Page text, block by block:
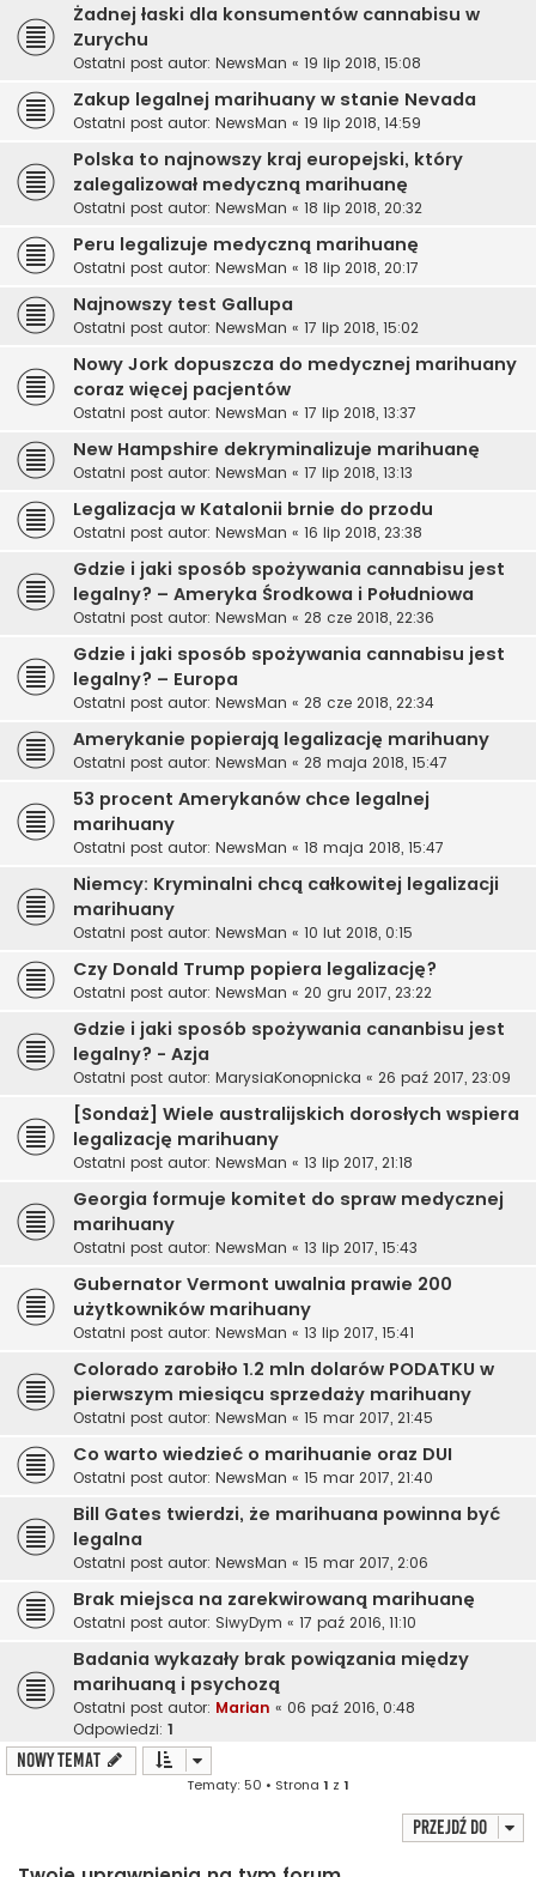
Żadnej łaski dla konsumentów cannabisu w
Zurychu
Ostatni post autor: NewsMan « 19 lip 2018, 15:08
Zakup legalnej marihuany w stanie Nevada
Ostatni post autor: NewsMan « 19 lip 2018, 14:59
Polska to najnowszy kraj europejski, który
zalegalizował medyczną marihuanę
Ostatni post autor: NewsMan « 18 lip 2018, 20:32
Peru legalizuje medyczną marihuanę
Ostatni post autor: NewsMan « 18 lip 2018, 20:17
Najnowszy test Gallupa
Ostatni post autor: NewsMan « 17 lip 2018, 15:02
Nowy Jork dopuszcza do medycznej marihuany
coraz więcej pacjentów
Ostatni post autor: NewsMan « 17 lip 2018, 13:37
New Hampshire dekryminalizuje marihuanę
Ostatni post autor: NewsMan « 17 lip 2018, 13:13
Legalizacja w Katalonii brnie do przodu
Ostatni post autor: NewsMan « 16 lip 2018, 23:38
Gdzie i jaki sposób spożywania cannabisu jest
legalny? – Ameryka Środkowa i Południowa
Ostatni post autor: NewsMan « 28 cze 2018, 22:36
Gdzie i jaki sposób spożywania cannabisu jest
legalny? – Europa
Ostatni post autor: NewsMan « 28 cze 2018, 22:34
Amerykanie popierają legalizację marihuany
Ostatni post autor: NewsMan « 28 maja 2018, 15:47
53 procent Amerykanów chce legalnej
marihuany
Ostatni post autor: NewsMan « 18 maja 2018, 15:47
Niemcy: Kryminalni chcą całkowitej legalizacji
marihuany
Ostatni post autor: NewsMan « 10 lut 2018, 0:15
Czy Donald Trump popiera legalizację?
Ostatni post autor: NewsMan « 20 gru 2017, 23:22
Gdzie i jaki sposób spożywania cananbisu jest
legalny? - Azja
Ostatni post autor: MarysiaKonopnicka « 26 paź 2017, 23:09
[Sondaż] Wiele australijskich dorosłych wspiera
legalizację marihuany
Ostatni post autor: NewsMan « 13 lip 2017, 21:18
Georgia formuje komitet do spraw medycznej
marihuany
Ostatni post autor: NewsMan « 13 lip 2017, 15:43
Gubernator Vermont uwalnia prawie 200
użytkowników marihuany
Ostatni post autor: NewsMan « 13 lip 2017, 15:41
Colorado zarobiło 1.2 mln dolarów PODATKU w
pierwszym miesiącu sprzedaży marihuany
Ostatni post autor: NewsMan « 15 mar 2017, 21:45
Co warto wiedzieć o marihuanie oraz DUI
Ostatni post autor: NewsMan « 15 mar 2017, 21:40
Bill Gates twierdzi, że marihuana powinna być
legalna
Ostatni post autor: NewsMan « 15 mar 2017, 2:06
Brak miejsca na zarekwirowaną marihuanę
Ostatni post autor: SiwyDym « 17 paź 2016, 11:10
Badania wykazały brak powiązania między
marihuaną i psychozą
Ostatni post autor: Marian « 06 paź 2016, 0:48
Odpowiedzi: 1
NOWY TEMAT
Tematy: 50 • Strona 1 z 1
Przejdź do